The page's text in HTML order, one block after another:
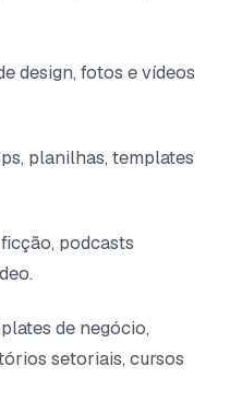
design, fotos e vídeos
planilhas, templates
podcasts
de negócio,
setoriais, cursos